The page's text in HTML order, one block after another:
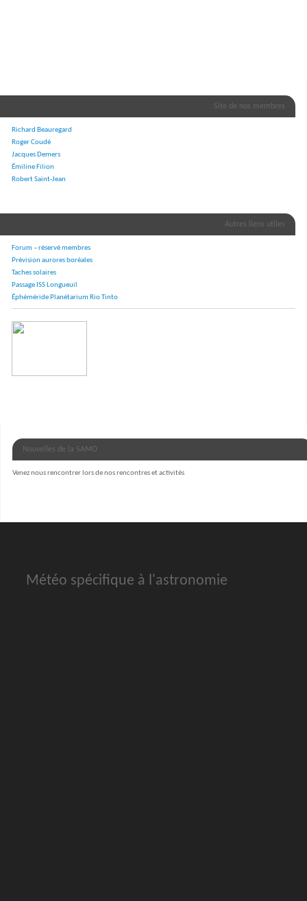
Site de nos membres
Richard Beauregard
Roger Coudé
Jacques Demers
Émiline Filion
Robert Saint-Jean
Autres liens utiles
Forum – réservé membres
Prévision aurores boréales
Taches solaires
Passage ISS Longueuil
Éphéméride Planétarium Rio Tinto
Nouvelles de la SAMO
Venez nous rencontrer lors de nos rencontres et activités
Météo spécifique à l'astronomie